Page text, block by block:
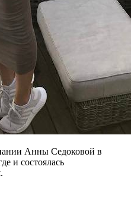
Анны Седоковой в
и состоялась